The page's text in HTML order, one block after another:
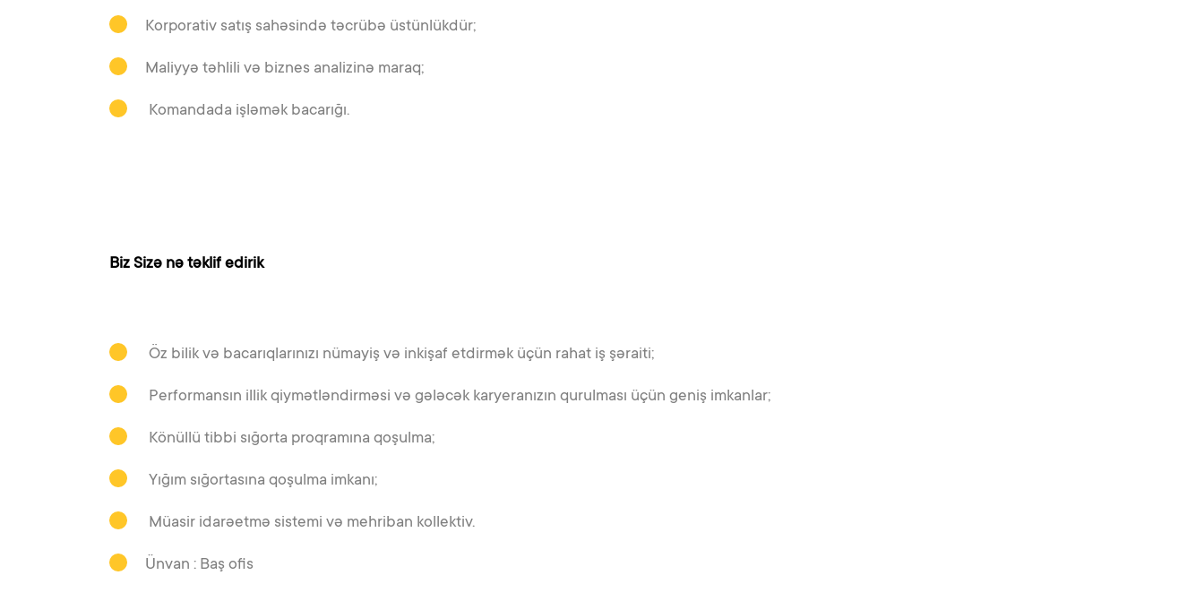
Korporativ satış sahəsində təcrübə üstünlükdür;
Maliyyə təhlili və biznes analizinə maraq;
Komandada işləmək bacarığı.
Biz Sizə nə təklif edirik
Öz bilik və bacarıqlarınızı nümayiş və inkişaf etdirmək üçün rahat iş şəraiti;
Performansın illik qiymətləndirməsi və gələcək karyeranızın qurulması üçün geniş imkanlar;
Könüllü tibbi sığorta proqramına qoşulma;
Yığım sığortasına qoşulma imkanı;
Müasir idarəetmə sistemi və mehriban kollektiv.
Ünvan : Baş ofis